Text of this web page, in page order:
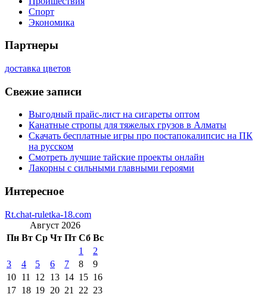
Спорт
Экономика
Партнеры
доставка цветов
Свежие записи
Выгодный прайс-лист на сигареты оптом
Канатные стропы для тяжелых грузов в Алматы
Скачать бесплатные игры про постапокалипсис на ПК
на русском
Смотреть лучшие тайские проекты онлайн
Лакорны с сильными главными героями
Интересное
Rt.chat-ruletka-18.com
Август 2026
Пн Вт Ср Чт Пт Сб Вс
1
2
3
4 5 6 7 8
9
10 11 12 13 14 15 16
17 18 19 20 21 22 23